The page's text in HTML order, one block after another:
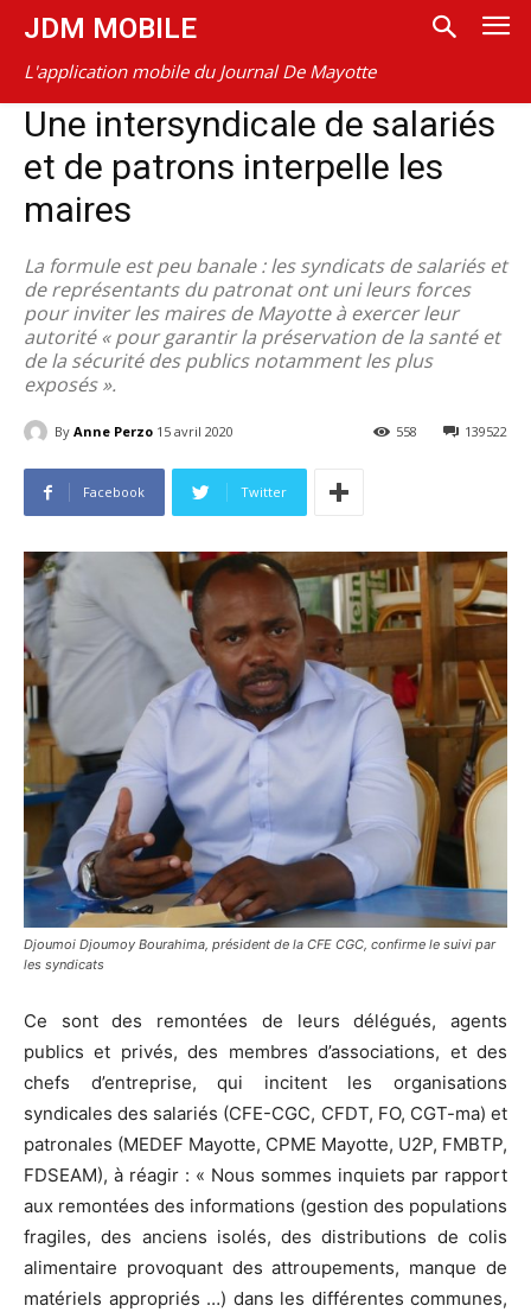
JDM MOBILE
L'application mobile du Journal De Mayotte
Une intersyndicale de salariés
et de patrons interpelle les
maires
La formule est peu banale : les syndicats de salariés et
de représentants du patronat ont uni leurs forces
pour inviter les maires de Mayotte à exercer leur
autorité « pour garantir la préservation de la santé et
de la sécurité des publics notamment les plus
exposés ».
By Anne Perzo 15 avril 2020 139522
558
Facebook Twitter
Djoumoi Djoumoy Bourahima, président de la CFE CGC, confirme le suivi par
les syndicats
Ce sont des remontées de leurs délégués, agents
publics et privés, des membres d’associations, et des
chefs d’entreprise, qui incitent les organisations
syndicales des salariés (CFE-CGC, CFDT, FO, CGT-ma) et
patronales (MEDEF Mayotte, CPME Mayotte, U2P, FMBTP,
FDSEAM), à réagir : « Nous sommes inquiets par rapport
aux remontées des informations (gestion des populations
fragiles, des anciens isolés, des distributions de colis
alimentaire provoquant des attroupements, manque de
matériels appropriés …) dans les différentes communes,